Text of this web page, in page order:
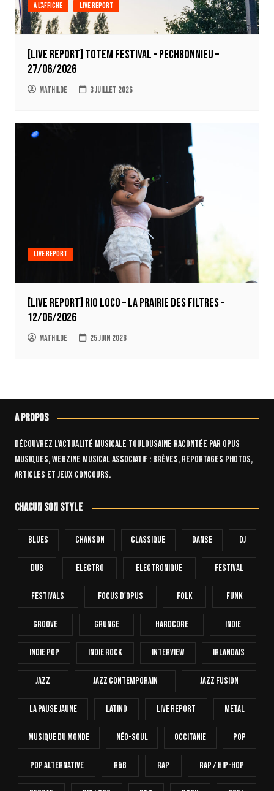
A l'affiche Live report
[LIVE REPORT] Totem Festival – Pechbonnieu –
27/06/2026
Mathilde 3 juillet 2026
Live report
[LIVE REPORT] Rio Loco – La Prairie des Filtres –
12/06/2026
Mathilde 25 juin 2026
A propos
Découvrez l’actualité musicale toulousaine racontée par OPUS
Musiques, webzine musical associatif : brèves, reportages photos,
articles et jeux concours.
Chacun son style
Blues Chanson Classique Danse Dj
Dub Electro Electronique FESTIVAL
Festivals Focus D'Opus Folk Funk
Groove Grunge Hardcore INDIE
Indie Pop Indie Rock Interview Irlandais
Jazz Jazz Contemporain Jazz Fusion
La Pause Jaune Latino Live Report Metal
Musique Du Monde Néo-Soul Occitanie Pop
Pop Alternative R&B Rap Rap / Hip-Hop